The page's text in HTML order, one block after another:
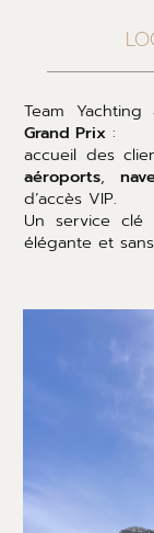
Team
Grand Prix :
accueil des
aéroports,
d’accès VIP.
Un service
élégante et